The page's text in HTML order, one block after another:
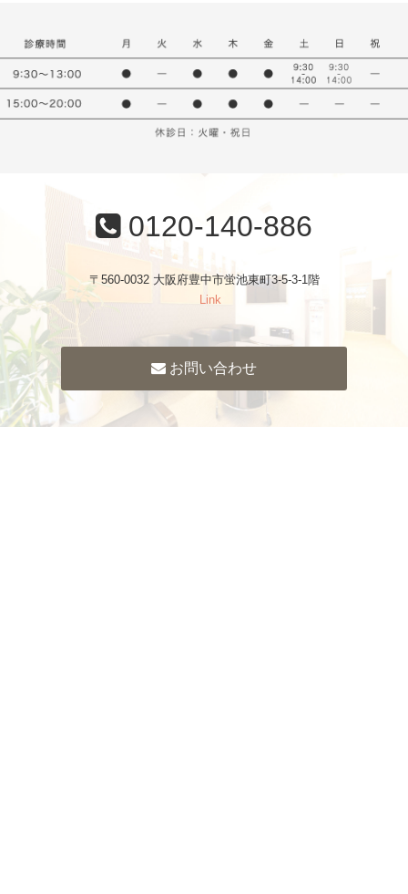
0120-140-886
〒560-0032 大阪府豊中市蛍池東町3-5-3-1階
Link
お問い合わせ